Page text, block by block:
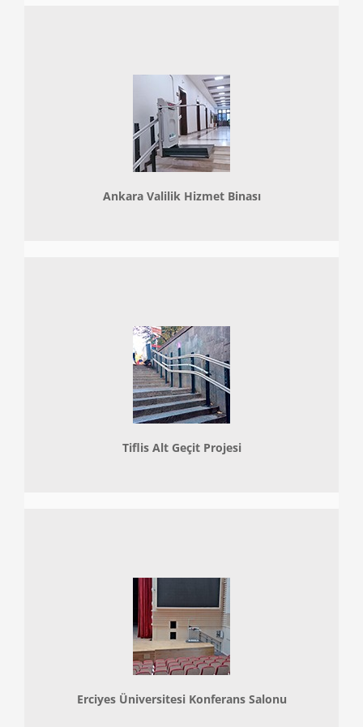
Ankara Valilik Hizmet Binası
Tiflis Alt Geçit Projesi
Erciyes Üniversitesi Konferans Salonu